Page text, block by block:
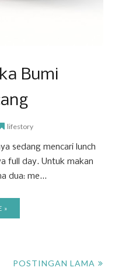
Bumi
lifestory
sedang mencari lunch
full day. Untuk makan
dua: me...
»
POSTINGAN LAMA